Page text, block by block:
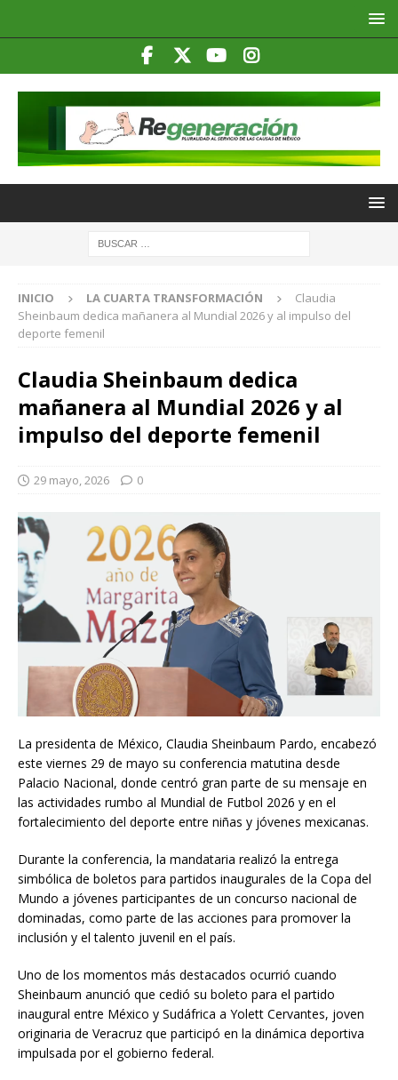
INICIO LA CUARTA TRANSFORMACIÓN
Claudia
Sheinbaum dedica mañanera al Mundial 2026 y al impulso del
deporte femenil
Claudia Sheinbaum dedica
mañanera al Mundial 2026 y al
impulso del deporte femenil
29 mayo, 2026 0
La presidenta de México, Claudia Sheinbaum Pardo, encabezó
este viernes 29 de mayo su conferencia matutina desde
Palacio Nacional, donde centró gran parte de su mensaje en
las actividades rumbo al Mundial de Futbol 2026 y en el
fortalecimiento del deporte entre niñas y jóvenes mexicanas.
Durante la conferencia, la mandataria realizó la entrega
simbólica de boletos para partidos inaugurales de la Copa del
Mundo a jóvenes participantes de un concurso nacional de
dominadas, como parte de las acciones para promover la
inclusión y el talento juvenil en el país.
Uno de los momentos más destacados ocurrió cuando
Sheinbaum anunció que cedió su boleto para el partido
inaugural entre México y Sudáfrica a Yolett Cervantes, joven
originaria de Veracruz que participó en la dinámica deportiva
impulsada por el gobierno federal.